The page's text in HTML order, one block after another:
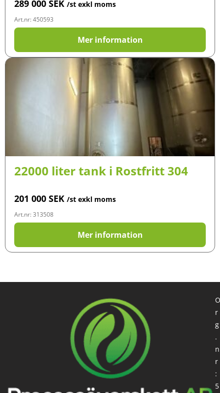
289 000 SEK /st exkl moms
Art.nr: 450593
Mer information
22000 liter tank i Rostfritt 304
201 000 SEK /st exkl moms
Art.nr: 313508
Mer information
O
r
g
.
n
r
:
5